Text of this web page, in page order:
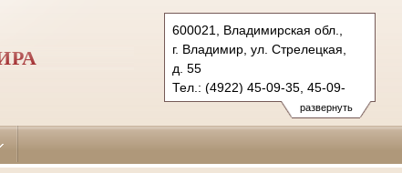
развернуть
600021, Владимирская обл.,
г. Владимир, ул. Стрелецкая,
д. 55
Тел.: (4922) 45-09-35, 45-09-
36 (ф.)
leninsky.wld@sudrf.ru